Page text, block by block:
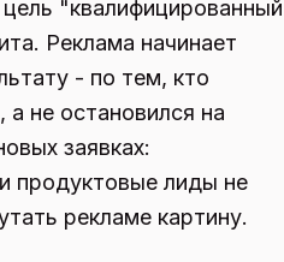
"квалифицированный
Реклама начинает
- по тем, кто
не остановился на
заявках:
продуктовые лиды не
рекламе картину.